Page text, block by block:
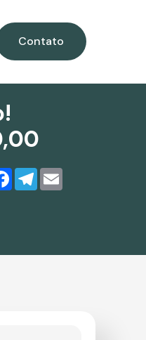
Contato
Facebook
TelegramEmail